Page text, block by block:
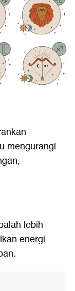
mengurangi
lebih
energi